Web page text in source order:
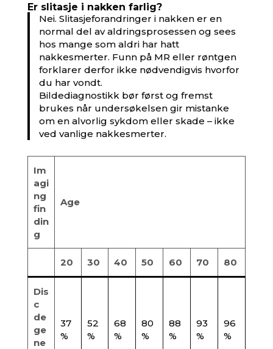
Er slitasje i nakken farlig?
Nei. Slitasjeforandringer i nakken er en
normal del av aldringsprosessen og sees
hos mange som aldri har hatt
nakkesmerter. Funn på MR eller røntgen
forklarer derfor ikke nødvendigvis hvorfor
du har vondt.
Bildediagnostikk bør først og fremst
brukes når undersøkelsen gir mistanke
om en alvorlig sykdom eller skade – ikke
ved vanlige nakkesmerter.
Im
agi
ng
fin
din
g
Age
20 30 40 50 60 70 80
Dis
c
de
ge
ne
37
%
52
%
68
%
80
%
88
%
93
%
96
%